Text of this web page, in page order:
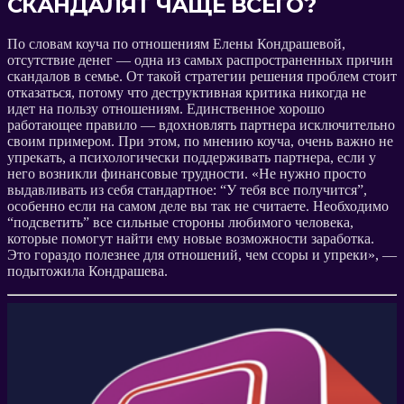
По словам коуча по отношениям Елены Кондрашевой,
отсутствие денег — одна из самых распространенных причин
скандалов в семье. От такой стратегии решения проблем стоит
отказаться, потому что деструктивная критика никогда не
идет на пользу отношениям. Единственное хорошо
работающее правило — вдохновлять партнера исключительно
своим примером. При этом, по мнению коуча, очень важно не
упрекать, а психологически поддерживать партнера, если у
него возникли финансовые трудности. «Не нужно просто
выдавливать из себя стандартное: “У тебя все получится”,
особенно если на самом деле вы так не считаете. Необходимо
“подсветить” все сильные стороны любимого человека,
которые помогут найти ему новые возможности заработка.
Это гораздо полезнее для отношений, чем ссоры и упреки», —
подытожила Кондрашева.